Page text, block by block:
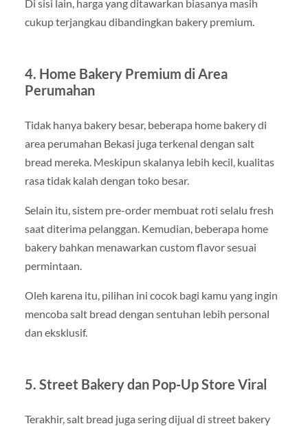
Di sisi lain, harga yang ditawarkan biasanya masih
cukup terjangkau dibandingkan bakery premium.
4. Home Bakery Premium di Area
Perumahan
Tidak hanya bakery besar, beberapa home bakery di
area perumahan Bekasi juga terkenal dengan salt
bread mereka. Meskipun skalanya lebih kecil, kualitas
rasa tidak kalah dengan toko besar.
Selain itu, sistem pre-order membuat roti selalu fresh
saat diterima pelanggan. Kemudian, beberapa home
bakery bahkan menawarkan custom flavor sesuai
permintaan.
Oleh karena itu, pilihan ini cocok bagi kamu yang ingin
mencoba salt bread dengan sentuhan lebih personal
dan eksklusif.
5. Street Bakery dan Pop-Up Store Viral
Terakhir, salt bread juga sering dijual di street bakery